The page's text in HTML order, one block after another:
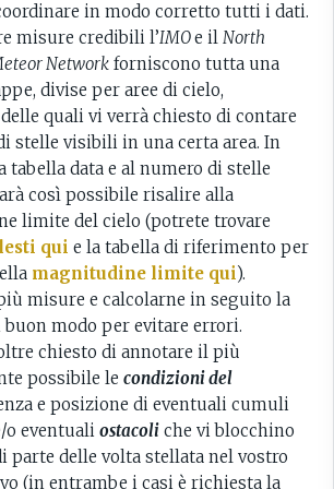
in modo corretto tutti i dati.
misure credibili l’IMOe il North
Network forniscono tutta una
divise per aree di cielo,
quali vi verrà chiesto di contare
stelle visibili in una certa area. In
tabella data e al numero di stelle
così possibile risalire alla
limite del cielo (potrete trovare
qui e la tabella di riferimento per
magnitudine limite qui).
misure e calcolarne in seguito la
buon modo per evitare errori.
chiesto di annotare il più
possibile le condizioni del
e posizione di eventuali cumuli
o eventuali ostacoli che vi blocchino
parte delle volta stellata nel vostro
(in entrambe i casi è richiesta la